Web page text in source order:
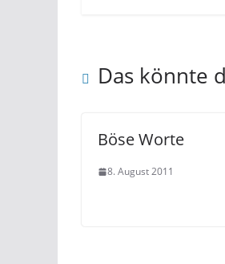
Das könnte
Böse Worte
8. August 2011